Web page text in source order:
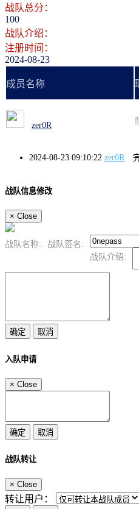
战队总分：
100
战队介绍：
注册时间：
2024-08-23
成员名称
zer0R
2024-08-23 09:10:22 zer0R
战队信息修改
× Close
战队名称:
战队签名:
战队介绍:
入队申请
× Close
战队转让
× Close
转让用户：